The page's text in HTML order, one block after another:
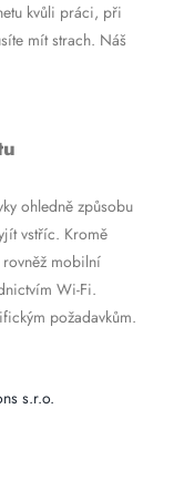
kvůli práci, při
mít strach. Náš
ohledně způsobu
vstříc. Kromě
rovněž mobilní
Wi-Fi.
požadavkům.
s.r.o.